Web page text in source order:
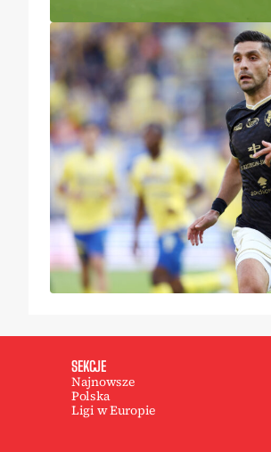
SEKCJE
Najnowsze
Polska
Ligi w Europie